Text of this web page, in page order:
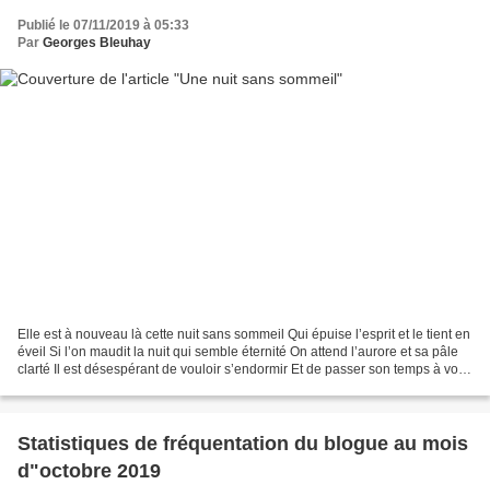
Publié le 07/11/2019 à 05:33
Par Georges Bleuhay
Elle est à nouveau là cette nuit sans sommeil Qui épuise l’esprit et le tient en
éveil Si l’on maudit la nuit qui semble éternité On attend l’aurore et sa pâle
clarté Il est désespérant de vouloir s’endormir Et de passer son temps à voir
Statistiques de fréquentation du blogue au mois
d"octobre 2019